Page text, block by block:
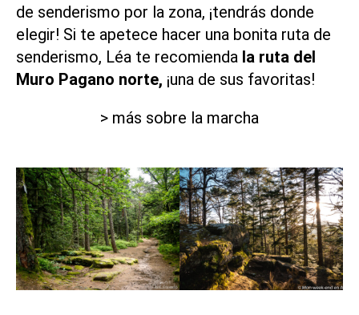
de senderismo por la zona, ¡tendrás donde
elegir! Si te apetece hacer una bonita ruta de
senderismo, Léa te recomienda la ruta del
Muro Pagano norte, ¡una de sus favoritas!
> más sobre la marcha